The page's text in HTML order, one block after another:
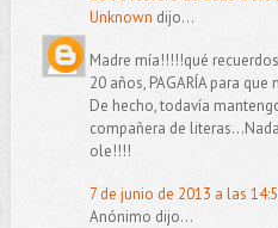
Unknown dijo...
Madre mía!!!!!qué
20 años, PAGARÍA para
De hecho, todavía
compañera de
ole!!!!
7 de junio de 2013 a las
Anónimo dijo...